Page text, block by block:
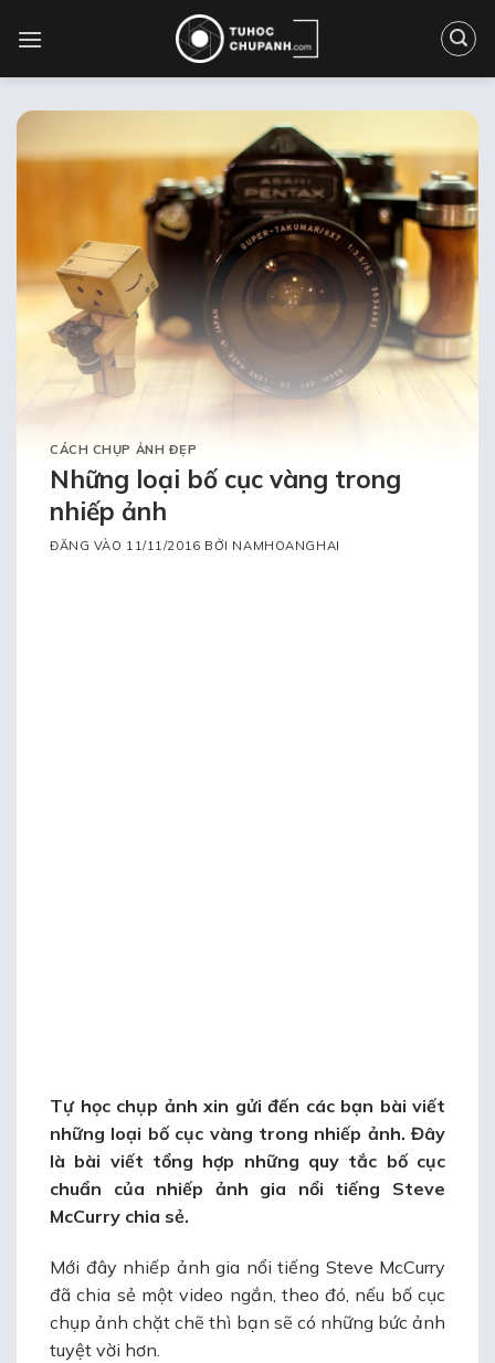
qua
CÁCH CHỤP ẢNH ĐẸP
Những loại bố cục vàng trong
nhiếp ảnh
ĐĂNG VÀO 11/11/2016 BỞI NAMHOANGHAI
Tự học chụp ảnh xin gửi đến các bạn bài viết
những loại bố cục vàng trong nhiếp ảnh. Đây
là bài viết tổng hợp những quy tắc bố cục
chuẩn của nhiếp ảnh gia nổi tiếng Steve
McCurry chia sẻ.
Mới đây nhiếp ảnh gia nổi tiếng Steve McCurry
đã chia sẻ một video ngắn, theo đó, nếu bố cục
chụp ảnh chặt chẽ thì bạn sẽ có những bức ảnh
tuyệt vời hơn.